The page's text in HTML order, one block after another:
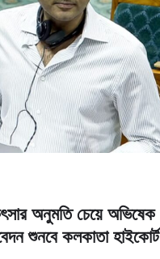
অনুমতি চেয়ে অভিষেক
শুনবে কলকাতা হাইকোর্ট